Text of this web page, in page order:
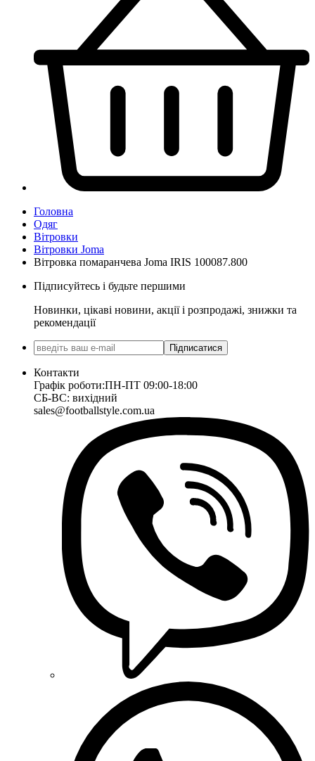
Головна
Одяг
Вітровки
Вітровки Joma
Вітровка помаранчева Joma IRIS 100087.800
Підписуйтесь і будьте першими
Новинки, цікаві новини, акції і розпродажі, знижки та
рекомендації
Підписатися
Контакти
Графік роботи:ПН-ПТ 09:00-18:00
СБ-ВС: вихідний
sales@footballstyle.com.ua